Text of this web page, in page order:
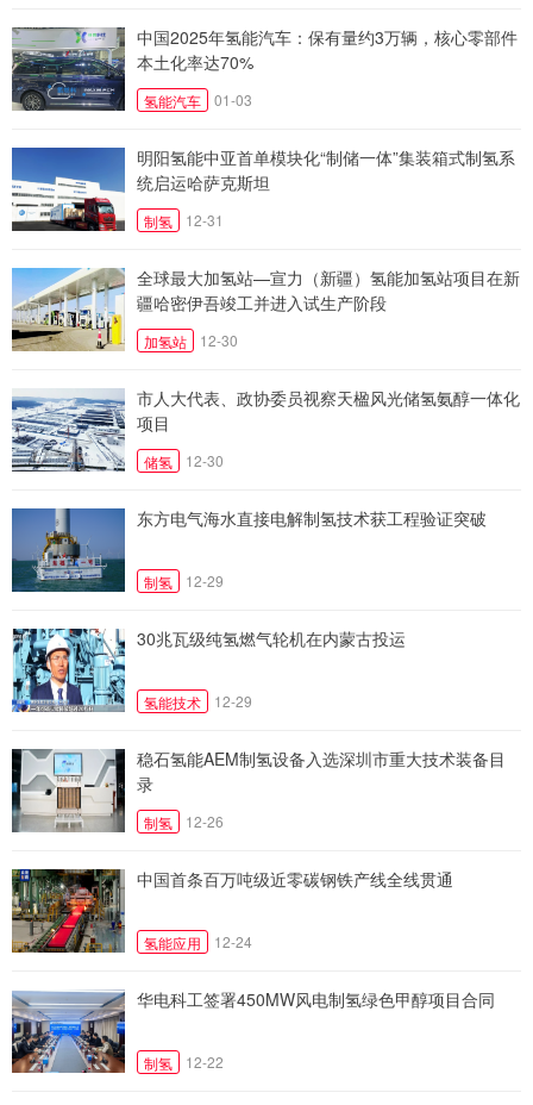
中国2025年氢能汽车：保有量约3万辆，核心零部件
本土化率达70%
氢能汽车 01-03
明阳氢能中亚首单模块化“制储一体”集装箱式制氢系
统启运哈萨克斯坦
制氢 12-31
全球最大加氢站—宣力（新疆）氢能加氢站项目在新
疆哈密伊吾竣工并进入试生产阶段
加氢站 12-30
市人大代表、政协委员视察天楹风光储氢氨醇一体化
项目
储氢 12-30
东方电气海水直接电解制氢技术获工程验证突破
制氢 12-29
30兆瓦级纯氢燃气轮机在内蒙古投运
氢能技术 12-29
稳石氢能AEM制氢设备入选深圳市重大技术装备目
录
制氢 12-26
中国首条百万吨级近零碳钢铁产线全线贯通
氢能应用 12-24
华电科工签署450MW风电制氢绿色甲醇项目合同
制氢 12-22